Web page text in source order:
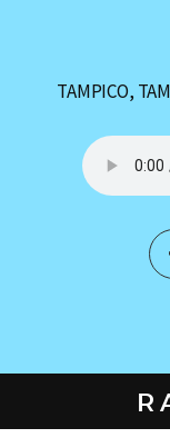
TAMPICO,